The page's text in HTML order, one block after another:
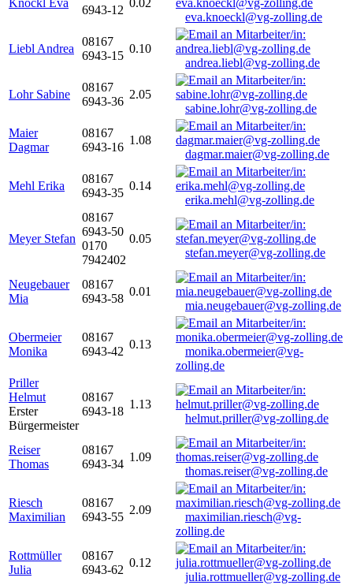
Knöckl Eva
6943-12
0.02
eva.knoeckl@vg-zolling.de
Liebl Andrea
08167
6943-15
0.10
andrea.liebl@vg-zolling.de
Lohr Sabine
08167
6943-36
2.05
sabine.lohr@vg-zolling.de
Maier
Dagmar
08167
6943-16
1.08
dagmar.maier@vg-zolling.de
Mehl Erika
08167
6943-35
0.14
erika.mehl@vg-zolling.de
Meyer Stefan
08167
6943-50
0170
7942402
0.05
stefan.meyer@vg-zolling.de
Neugebauer
Mia
08167
6943-58
0.01
mia.neugebauer@vg-zolling.de
Obermeier
Monika
08167
6943-42
0.13
monika.obermeier@vg-
zolling.de
Priller
Helmut
Erster
Bürgermeister
08167
6943-18
1.13
helmut.priller@vg-zolling.de
Reiser
Thomas
08167
6943-34
1.09
thomas.reiser@vg-zolling.de
Riesch
Maximilian
08167
6943-55
2.09
maximilian.riesch@vg-
zolling.de
Rottmüller
Julia
08167
6943-62
0.12
julia.rottmueller@vg-zolling.de